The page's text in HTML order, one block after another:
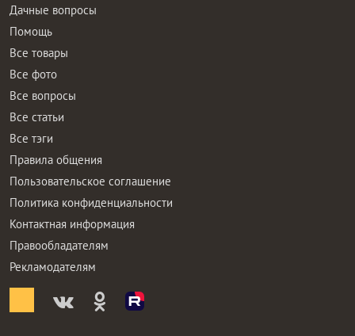
Дачные вопросы
Помощь
Все товары
Все фото
Все вопросы
Все статьи
Все тэги
Правила общения
Пользовательское соглашение
Политика конфиденциальности
Контактная информация
Правообладателям
Рекламодателям